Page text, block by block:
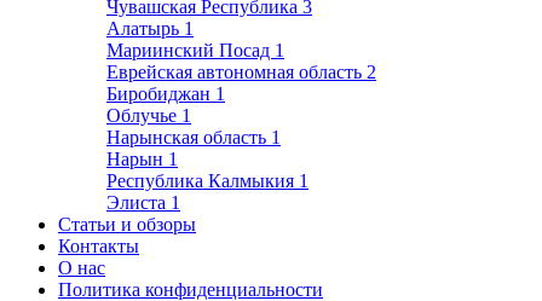
Чувашская Республика 3
Алатырь 1
Мариинский Посад 1
Еврейская автономная область 2
Биробиджан 1
Облучье 1
Нарынская область 1
Нарын 1
Республика Калмыкия 1
Элиста 1
Статьи и обзоры
Контакты
О нас
Политика конфиденциальности